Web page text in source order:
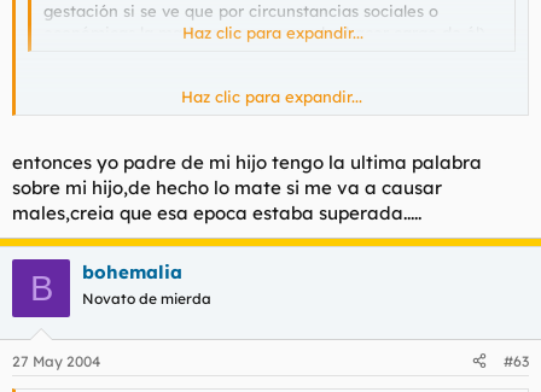
gestación si se ve que por circunstancias sociales o
económicas la madre no se va a poder hacer cargo de él). .
Haz clic para expandir...
el tema del aborto.......... solo la mujer tendria q tener la ultima
Haz clic para expandir...
entonces yo padre de mi hijo tengo la ultima palabra
sobre mi hijo,de hecho lo mate si me va a causar
males,creia que esa epoca estaba superada.....
B bohemalia
Novato de mierda
27 May 2004 #63